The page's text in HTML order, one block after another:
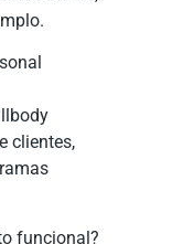
clientes,
funcional?